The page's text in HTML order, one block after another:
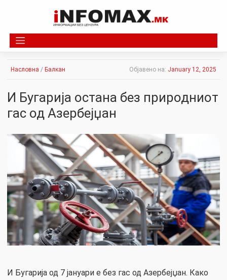
Насловна / Балкан Објавено на: January 12, 2025
И Бугарија остана без природниот
гас од Азербејџан
И Бугарија од 7 јануари е без гас од Азербејџан. Како